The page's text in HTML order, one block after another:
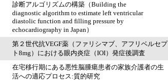
診断アルゴリズムの構築（Building the
diagnostic algorithm to estimate left ventricular
diastolic function and filling pressure by
echocardiography in Japan）
第２世代抗VEGF薬（ファリシマブ、アフリベルセプ
ト8mg）における眼内炎症（IOI）発症後調査
在宅移行期にある悪性脳腫瘍患者の家族介護者の生
活への適応プロセス:質的研究